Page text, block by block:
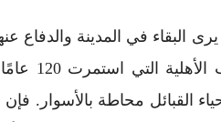
البقاء في المدينة والدفاع
عليه
القبائل محاطة بالأسوار.